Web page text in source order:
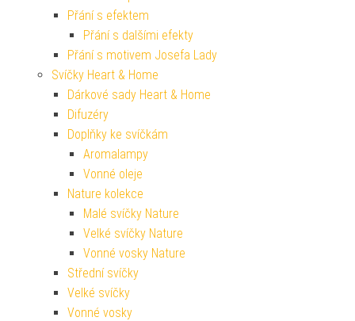
Přání s efektem
Přání s dalšími efekty
Přání s motivem Josefa Lady
Svíčky Heart & Home
Dárkové sady Heart & Home
Difuzéry
Doplňky ke svíčkám
Aromalampy
Vonné oleje
Nature kolekce
Malé svíčky Nature
Velké svíčky Nature
Vonné vosky Nature
Střední svíčky
Velké svíčky
Vonné vosky